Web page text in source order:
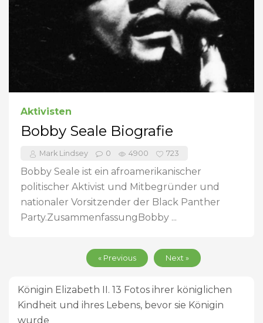
Aktivisten
Bobby Seale Biografie
Mark Lindsey 0 4900 723
Bobby Seale ist ein afroamerikanischer
politischer Aktivist und Mitbegründer und
nationaler Vorsitzender der Black Panther
Party.ZusammenfassungBobby ...
« Previous Next »
Königin Elizabeth II. 13 Fotos ihrer königlichen
Kindheit und ihres Lebens, bevor sie Königin
wurde